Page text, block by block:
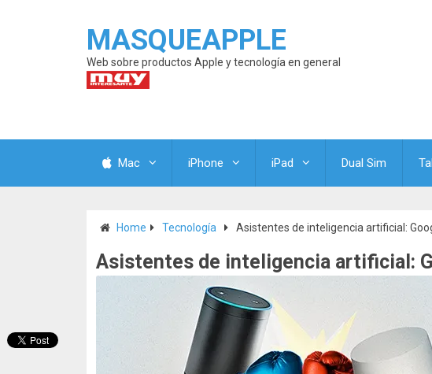
MASQUEAPPLE
Web sobre productos Apple y tecnología en general
Mac iPhone iPad Dual Sim
Home Tecnología Asistentes de inteligencia artificial:
Asistentes de inteligencia artificial: